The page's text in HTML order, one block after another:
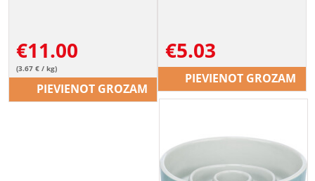
€11.00
(3.67 € / kg)
PIEVIENOT GROZAM
€5.03
PIEVIENOT GROZAM